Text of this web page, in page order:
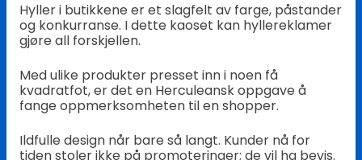
Hyller i butikkene er et slagfelt av farge, påstander
og konkurranse. I dette kaoset kan hyllereklamer
gjøre all forskjellen.
Med ulike produkter presset inn i noen få
kvadratfot, er det en Herculeansk oppgave å
fange oppmerksomheten til en shopper.
Ildfulle design når bare så langt. Kunder nå for
tiden stoler ikke på promoteringer; de vil ha bevis.